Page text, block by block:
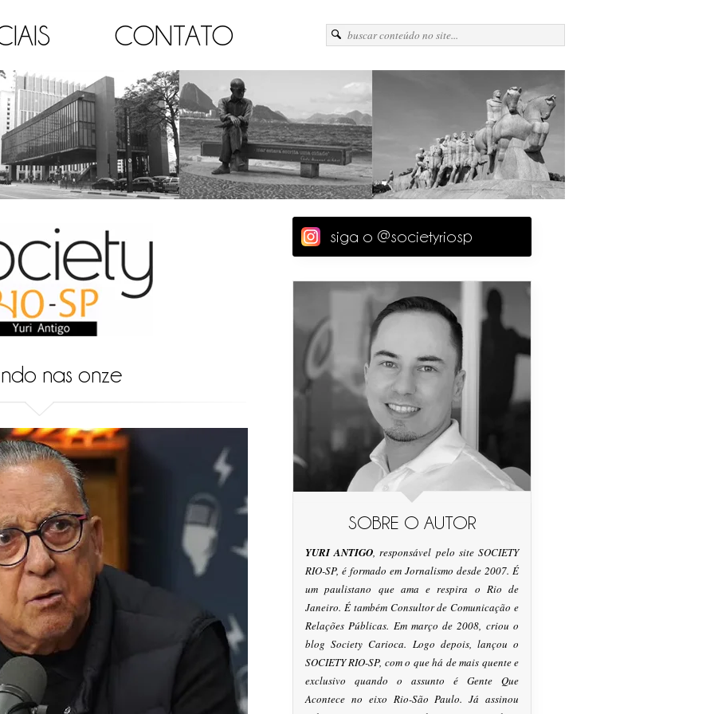
CONTATO
nas onze
siga o @societyriosp
SOBRE O AUTOR
YURI ANTIGO, responsável pelo site SOCIETY
RIO-SP, é formado em Jornalismo desde 2007. É
um paulistano que ama e respira o Rio de
Janeiro. É também Consultor de Comunicação e
Relações Públicas. Em março de 2008, criou o
blog Society Carioca. Logo depois, lançou o
SOCIETY RIO-SP, com o que há de mais quente e
exclusivo quando o assunto é Gente Que
Acontece no eixo Rio-São Paulo. Já assinou